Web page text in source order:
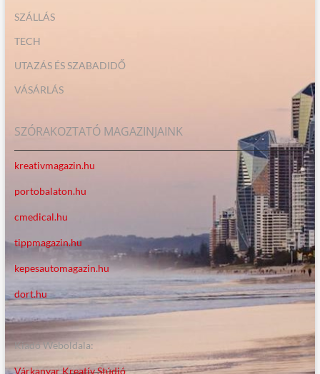
SZÁLLÁS
TECH
UTAZÁS ÉS SZABADIDŐ
VÁSÁRLÁS
SZÓRAKOZTATÓ MAGAZINJAINK
kreativmagazin.hu
portobalaton.hu
cmedical.hu
tippmagazin.hu
kepesautomagazin.hu
dort.hu
Kiadó Weboldala:
Várkanyar Kreatív Stúdió